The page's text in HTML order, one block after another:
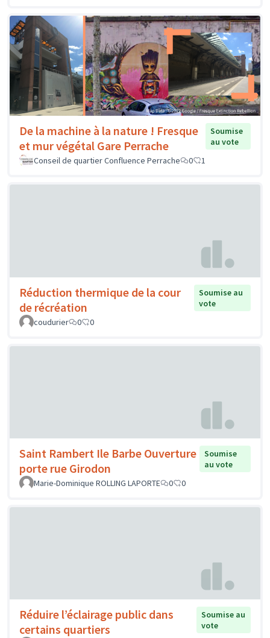
De la machine à la nature ! Fresque
et mur végétal Gare Perrache
Soumise
au vote
Conseil de quartier Confluence Perrache
0 1
Réduction thermique de la cour
de récréation
Soumise au
vote
coudurier
0 0
Saint Rambert Ile Barbe Ouverture
porte rue Girodon
Soumise
au vote
Marie-Dominique ROLLING LAPORTE
0 0
Réduire l’éclairage public dans
certains quartiers
Soumise au
vote